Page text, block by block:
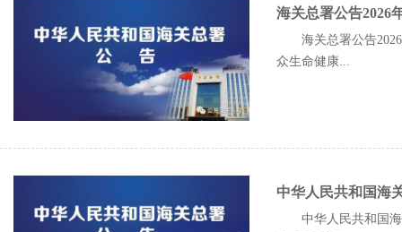
海关总署公告2026
海关总署公告
众生命健康...
中华人民共和国海
中华人民共和国